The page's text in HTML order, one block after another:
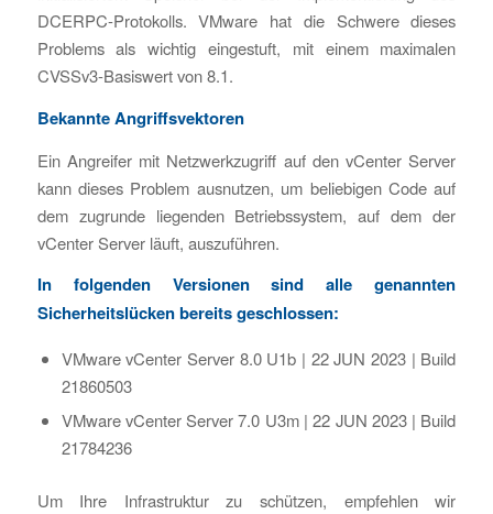
DCERPC-Protokolls. VMware hat die Schwere dieses
Problems als wichtig eingestuft, mit einem maximalen
CVSSv3-Basiswert von 8.1.
Bekannte Angriffsvektoren
Ein Angreifer mit Netzwerkzugriff auf den vCenter Server
kann dieses Problem ausnutzen, um beliebigen Code auf
dem zugrunde liegenden Betriebssystem, auf dem der
vCenter Server läuft, auszuführen.
In folgenden Versionen sind alle genannten
Sicherheitslücken bereits geschlossen:
VMware vCenter Server 8.0 U1b | 22 JUN 2023 | Build
21860503
VMware vCenter Server 7.0 U3m | 22 JUN 2023 | Build
21784236
Um Ihre Infrastruktur zu schützen, empfehlen wir